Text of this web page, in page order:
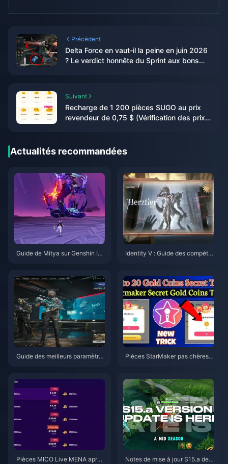
Précédent
Delta Force en vaut-il la peine en juin 2026
? Le verdict honnête du Sprint aux bons
Suivant
Recharge de 1 200 pièces SUGO au prix
revendeur de 0,75 $ (Vérification des prix
Actualités recommandées
Guide de Mitya sur Genshin Im
Identity V : Guide des compéte
Guide des meilleurs paramètre
Pièces StarMaker pas chères p
n)
Pièces MICO Live MENA après
Notes de mise à jour S15.a de